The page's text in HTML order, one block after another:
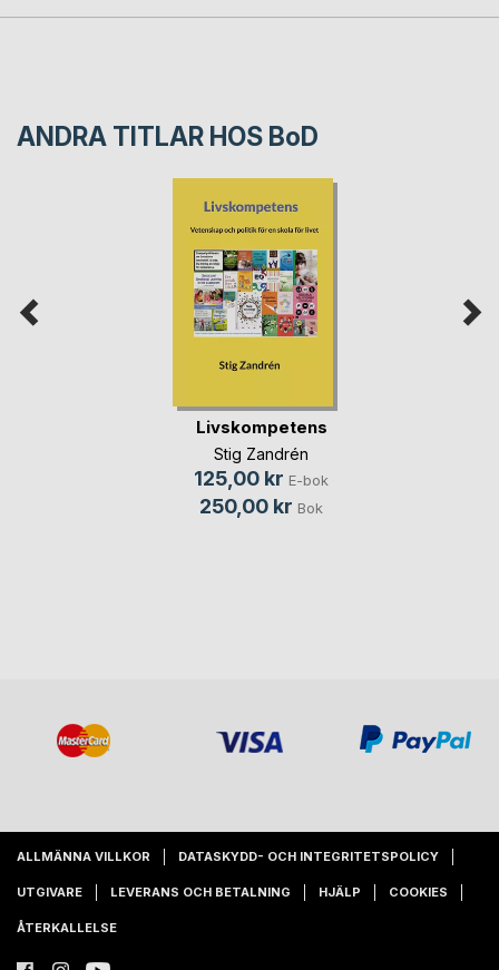
ANDRA TITLAR HOS BoD
Livskompetens
Stig Zandrén
125,00 kr E-bok
250,00 kr Bok
ALLMÄNNA VILLKOR DATASKYDD- OCH INTEGRITETSPOLICY
UTGIVARE LEVERANS OCH BETALNING HJÄLP COOKIES
ÅTERKALLELSE